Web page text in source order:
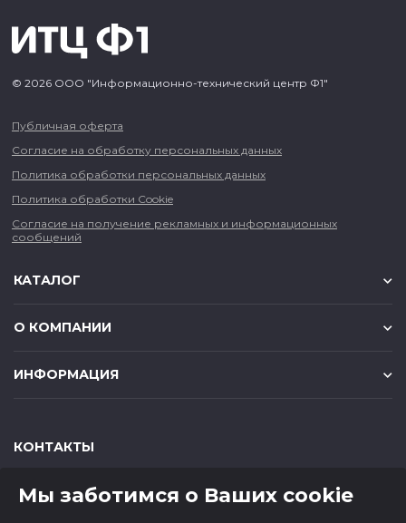
© 2026 ООО "Информационно-технический центр Ф1"
Публичная оферта
Согласие на обработку персональных данных
Политика обработки персональных данных
Политика обработки Cookie
Согласие на получение рекламных и информационных
сообщений
КАТАЛОГ
О КОМПАНИИ
ИНФОРМАЦИЯ
КОНТАКТЫ
650000 ,г. Кемерово,ул. Мичурина, д.13
Мы заботимся о Ваших cookie